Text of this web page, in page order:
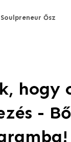
Soulpreneur Ősz
hogy
-